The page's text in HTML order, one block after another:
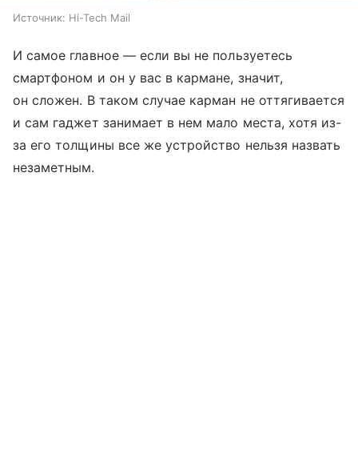
Источник: Hi-Tech Mail
И самое главное — если вы не пользуетесь
смартфоном и он у вас в кармане, значит,
он сложен. В таком случае карман не оттягивается
и сам гаджет занимает в нем мало места, хотя из-
за его толщины все же устройство нельзя назвать
незаметным.